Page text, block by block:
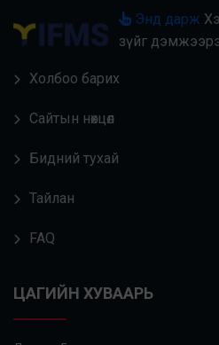
Энд дарж
зүйг
Холбоо барих
Сайтын нөхцөл
Бидний тухай
Тайлан
FAQ
ЦАГИЙН ХУВААРЬ